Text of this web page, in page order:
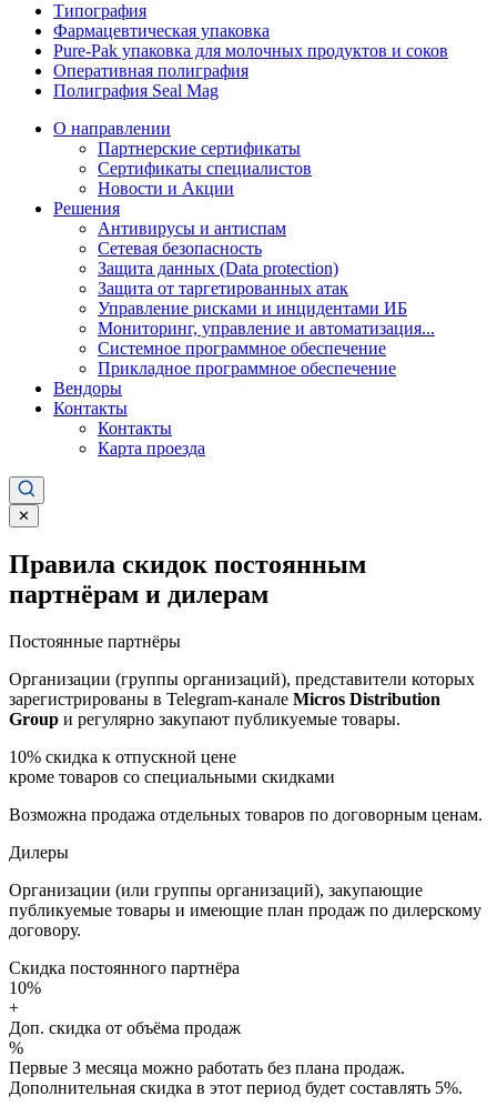
Типография
Фармацевтическая упаковка
Pure-Pak упаковка для молочных продуктов и соков
Оперативная полиграфия
Полиграфия Seal Mag
О направлении
Партнерские сертификаты
Сертификаты специалистов
Новости и Акции
Решения
Антивирусы и антиспам
Сетевая безопасность
Защита данных (Data protection)
Защита от таргетированных атак
Управление рисками и инцидентами ИБ
Мониторинг, управление и автоматизация...
Системное программное обеспечение
Прикладное программное обеспечение
Вендоры
Контакты
Контакты
Карта проезда
✕
Правила скидок постоянным
партнёрам и дилерам
Постоянные партнёры
Организации (группы организаций), представители которых
зарегистрированы в Telegram-канале Micros Distribution
Group и регулярно закупают публикуемые товары.
10% скидка к отпускной цене
кроме товаров со специальными скидками
Возможна продажа отдельных товаров по договорным ценам.
Дилеры
Организации (или группы организаций), закупающие
публикуемые товары и имеющие план продаж по дилерскому
договору.
Скидка постоянного партнёра
10%
+
Доп. скидка от объёма продаж
%
Первые 3 месяца можно работать без плана продаж.
Дополнительная скидка в этот период будет составлять 5%.